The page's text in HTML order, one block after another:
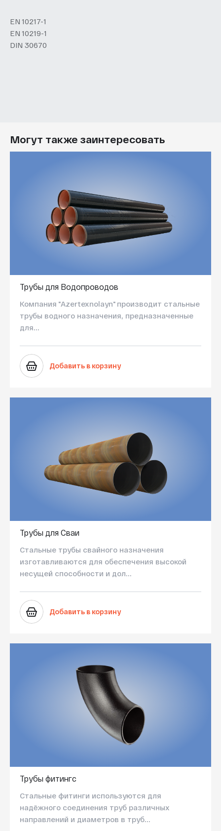
EN 10217-1
EN 10219-1
DIN 30670
Могут также заинтересовать
Трубы для Водопроводов
Компания "Azertexnolayn" производит стальные
трубы водного назначения, предназначенные
для...
Добавить в корзину
Трубы для Сваи
Стальные трубы свайного назначения
изготавливаются для обеспечения высокой
несущей способности и дол...
Добавить в корзину
Трубы фитингс
Стальные фитинги используются для
надёжного соединения труб различных
направлений и диаметров в труб...